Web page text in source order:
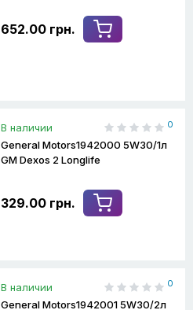
652.00 грн.
В наличии 0
General Motors1942000 5W30/1л
GM Dexos 2 Longlife
329.00 грн.
В наличии 0
General Motors1942001 5W30/2л